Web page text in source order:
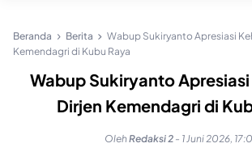
Beranda Berita
Wabup Sukiryanto Apresiasi
Kemendagri di Kubu Raya
Wabup Sukiryanto
Dirjen Kemendagri di
OlehRedaksi 2 - 1 Juni 2026,